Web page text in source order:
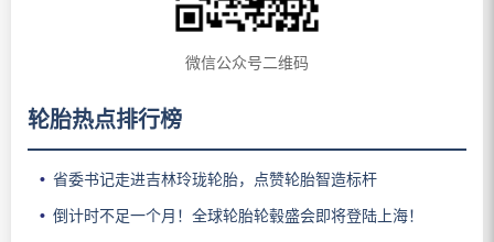
微信公众号二维码
轮胎热点排行榜
省委书记走进吉林玲珑轮胎，点赞轮胎智造标杆
倒计时不足一个月！全球轮胎轮毂盛会即将登陆上海！